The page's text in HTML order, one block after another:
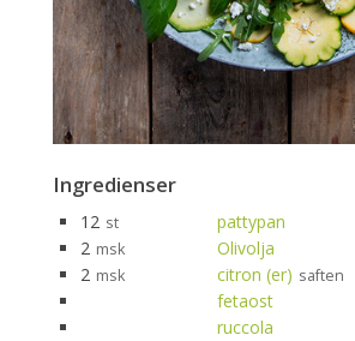
Ingredienser
12 st
pattypan
2 msk
Olivolja
2 msk citron (er) saften
fetaost
ruccola